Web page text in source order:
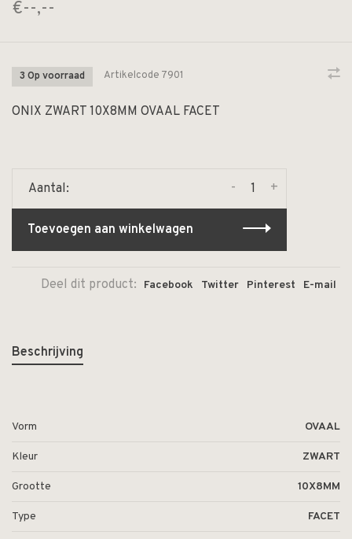
€--,--
3 Op voorraad Artikelcode 7901
ONIX ZWART 10X8MM OVAAL FACET
Aantal: +
-
Toevoegen aan winkelwagen
Deel dit product: Facebook Twitter Pinterest E-mail
Beschrijving
Vorm OVAAL
Kleur ZWART
Grootte 10X8MM
Type FACET